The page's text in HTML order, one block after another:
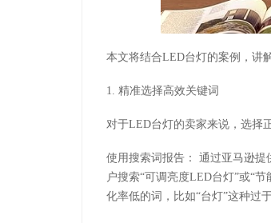
本文将结合LED台灯的案例，讲
1. 精准选择高效关键词
对于LED台灯的卖家来说，选择
使用搜索词报告： 通过亚马逊
户搜索“可调亮度LED台灯”或“
化率低的词，比如“台灯”这种过